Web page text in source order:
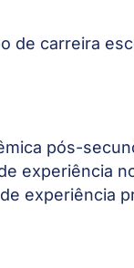
de carreira
pós-
experiência
experiência